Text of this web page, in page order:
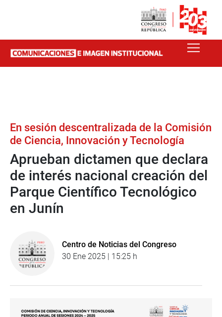
En sesión descentralizada de la Comisión
de Ciencia, Innovación y Tecnología
Aprueban dictamen que declara
de interés nacional creación del
Parque Científico Tecnológico
en Junín
Centro de Noticias del Congreso
30 Ene 2025 | 15:25 h